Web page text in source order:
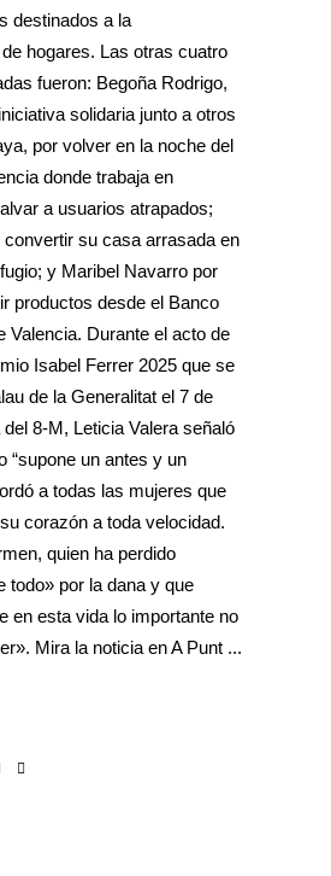
destinados a la
hogares. Las otras cuatro
fueron: Begoña Rodrigo,
solidaria junto a otros
por volver en la noche del
donde trabaja en
a usuarios atrapados;
convertir su casa arrasada en
y Maribel Navarro por
productos desde el Banco
Valencia. Durante el acto de
Isabel Ferrer 2025 que se
de la Generalitat el 7 de
8-M, Leticia Valera señaló
“supone un antes y un
a todas las mujeres que
corazón a toda velocidad.
quien ha perdido
todo» por la dana y que
en esta vida lo importante no
Mira la noticia en A Punt